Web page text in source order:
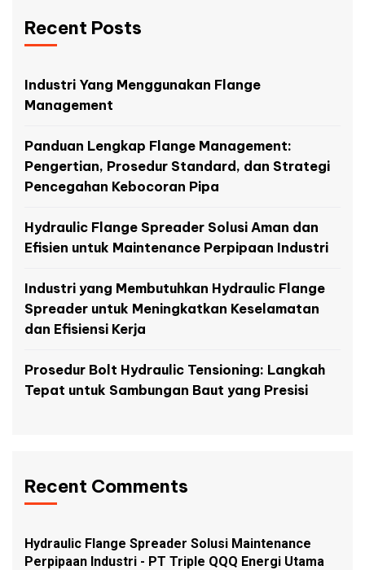
Recent Posts
Industri Yang Menggunakan Flange
Management
Panduan Lengkap Flange Management:
Pengertian, Prosedur Standard, dan Strategi
Pencegahan Kebocoran Pipa
Hydraulic Flange Spreader Solusi Aman dan
Efisien untuk Maintenance Perpipaan Industri
Industri yang Membutuhkan Hydraulic Flange
Spreader untuk Meningkatkan Keselamatan
dan Efisiensi Kerja
Prosedur Bolt Hydraulic Tensioning: Langkah
Tepat untuk Sambungan Baut yang Presisi
Recent Comments
Hydraulic Flange Spreader Solusi Maintenance
Perpipaan Industri - PT Triple QQQ Energi Utama